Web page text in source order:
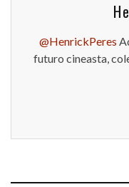
@HenrickPeres
futuro cineasta,